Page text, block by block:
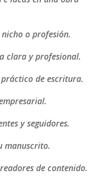
o profesión.
clara y profesional.
de escritura.
y seguidores.
manuscrito.
de contenido.